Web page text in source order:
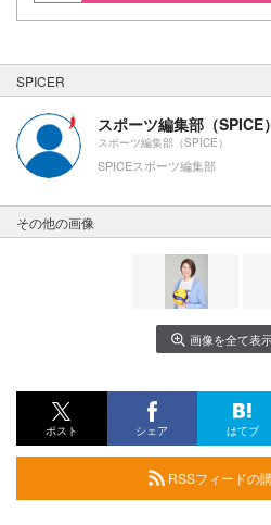
SPICER
スポーツ編集部（SPICE）
スポーツ編集部（SPICE）
SPICEスポーツ編集部
その他の画像
画像を全て表
ポスト シェア はてブ
RSSフィードの